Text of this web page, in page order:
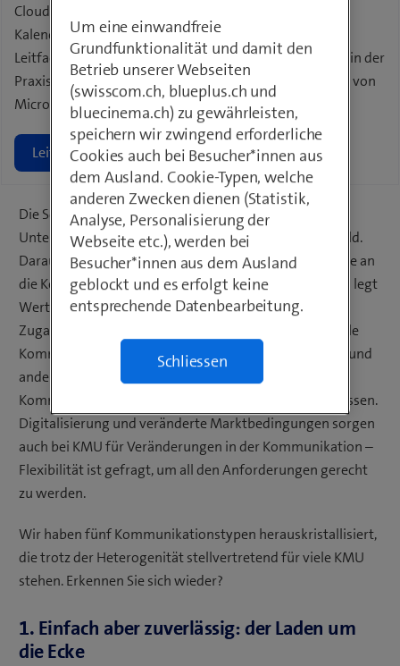
Cloud und die unternehmensweite Organisation von
Kalendern machen die Zusammenarbeit effizient. Der
Leitfaden zeigt das Zusammenspiel der Anwendungen in der
Praxis und hilft bei den ersten Schritten zur Einführung von
Microsoft 365.
Leitfaden herunterladen
Die Schweizerische KMU-Landschaft ist heterogen.
Unterschiedliche Grössen und Branchen prägen das Bild.
Daraus ergeben sich die unterschiedlichsten Ansprüche an
die Kommunikation – der Webdesigner als Einzelfirma legt
Wert auf einen schnellen und zuverlässigen Internet-
Zugang, während für den Handwerksbetrieb die mobile
Kommunikation im Vordergrund steht. Und Start-ups und
andere wachsende Unternehmen müssen ihre
Kommunikation den stetig höheren Ansprüchen anpassen.
Digitalisierung und veränderte Marktbedingungen sorgen
auch bei KMU für Veränderungen in der Kommunikation –
Flexibilität ist gefragt, um all den Anforderungen gerecht
zu werden.
Wir haben fünf Kommunikationstypen herauskristallisiert,
die trotz der Heterogenität stellvertretend für viele KMU
stehen. Erkennen Sie sich wieder?
1. Einfach aber zuverlässig: der Laden um
die Ecke
Um eine einwandfreie
Grundfunktionalität und damit den
Betrieb unserer Webseiten
(swisscom.ch, blueplus.ch und
bluecinema.ch) zu gewährleisten,
speichern wir zwingend erforderliche
Cookies auch bei Besucher*innen aus
dem Ausland. Cookie-Typen, welche
anderen Zwecken dienen (Statistik,
Analyse, Personalisierung der
Webseite etc.), werden bei
Besucher*innen aus dem Ausland
geblockt und es erfolgt keine
entsprechende Datenbearbeitung.
Schliessen